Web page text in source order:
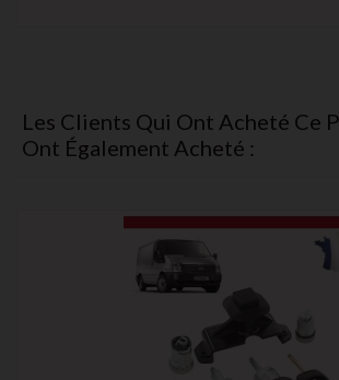
Les Clients Qui Ont Acheté Ce
Ont Également Acheté :